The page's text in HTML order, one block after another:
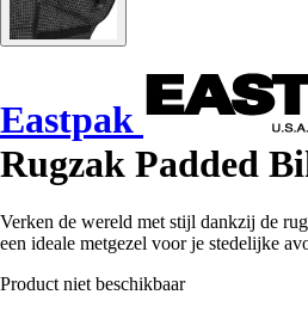
Eastpak
Rugzak Padded
Verken de wereld met stijl dankzij de
een ideale metgezel voor je stedelijke
Product niet beschikbaar